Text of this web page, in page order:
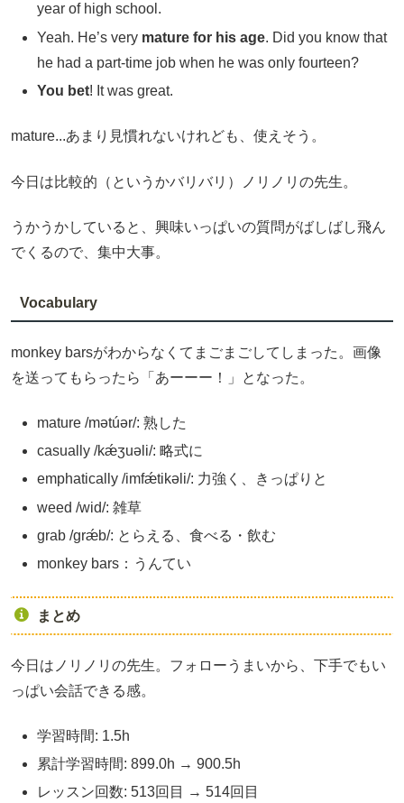
year of high school.
Yeah. He’s very mature for his age. Did you know that
he had a part-time job when he was only fourteen?
You bet! It was great.
mature...あまり見慣れないけれども、使えそう。
今日は比較的（というかバリバリ）ノリノリの先生。
うかうかしていると、興味いっぱいの質問がばしばし飛ん
でくるので、集中大事。
Vocabulary
monkey barsがわからなくてまごまごしてしまった。画像
を送ってもらったら「あーーー！」となった。
mature /mətúər/: 熟した
casually /kǽʒuəli/: 略式に
emphatically /imfǽtikəli/: 力強く、きっぱりと
weed /wid/: 雑草
grab /grǽb/: とらえる、食べる・飲む
monkey bars：うんてい
まとめ
今日はノリノリの先生。フォローうまいから、下手でもい
っぱい会話できる感。
学習時間: 1.5h
累計学習時間: 899.0h → 900.5h
レッスン回数: 513回目 → 514回目